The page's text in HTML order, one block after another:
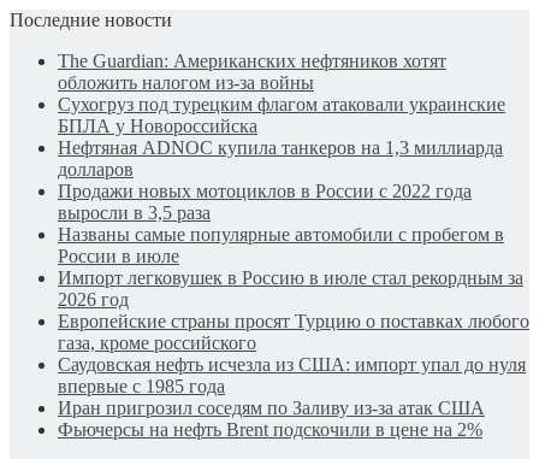
Последние новости
The Guardian: Американских нефтяников хотят
обложить налогом из-за войны
Сухогруз под турецким флагом атаковали украинские
БПЛА у Новороссийска
Нефтяная ADNOC купила танкеров на 1,3 миллиарда
долларов
Продажи новых мотоциклов в России с 2022 года
выросли в 3,5 раза
Названы самые популярные автомобили с пробегом в
России в июле
Импорт легковушек в Россию в июле стал рекордным за
2026 год
Европейские страны просят Турцию о поставках любого
газа, кроме российского
Саудовская нефть исчезла из США: импорт упал до нуля
впервые с 1985 года
Иран пригрозил соседям по Заливу из-за атак США
Фьючерсы на нефть Brent подскочили в цене на 2%